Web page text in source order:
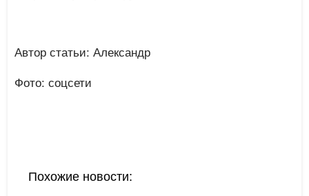
Автор статьи: Александр
Фото: соцсети
Похожие новости: